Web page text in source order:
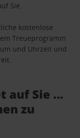
Sie.
kostenlose
Treueprogramm
und Uhrzeit und
auf Sie …
zu